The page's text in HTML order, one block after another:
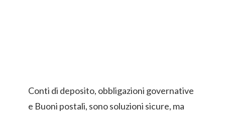
Conti di deposito, obbligazioni governative
e Buoni postali, sono soluzioni sicure, ma